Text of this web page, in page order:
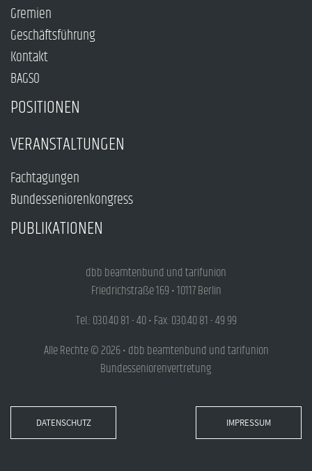
Gremien
Geschäftsführung
Kontakt
BAGSO
POSITIONEN
VERANSTALTUNGEN
Fachtagungen
Bundesseniorenkongress
PUBLIKATIONEN
dbb beamtenbund und tarifunion
Friedrichstraße 169 • 10117 Berlin
Tel.: 030.40 81 - 40 • Fax: 030.40 81 - 49 99
Alle Rechte © 2026 • dbb beamtenbund und tarifunion
Bundesseniorenvertretung
DATENSCHUTZ IMPRESSUM